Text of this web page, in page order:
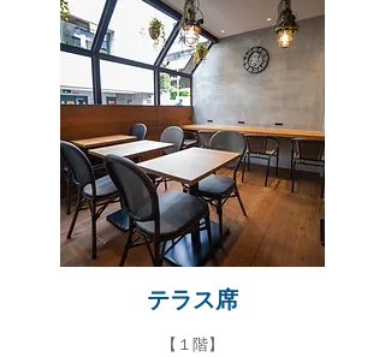
テラス席
【１階】